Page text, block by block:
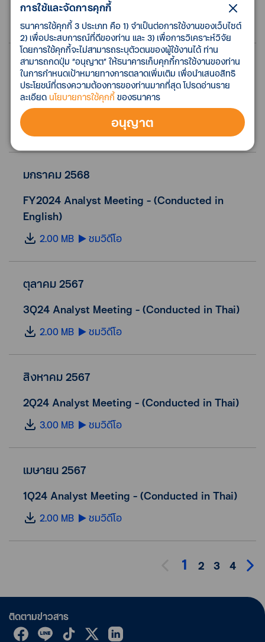
2.00 MB ชมวิดีโอ
เมษายน 2568
1Q25 Analyst Meeting - (Conducted in
English)
ชมวิดีโอ
มกราคม 2568
FY2024 Analyst Meeting - (Conducted in
English)
2.00 MB ชมวิดีโอ
ตุลาคม 2567
3Q24 Analyst Meeting - (Conducted in Thai)
2.00 MB ชมวิดีโอ
สิงหาคม 2567
2Q24 Analyst Meeting - (Conducted in Thai)
3.00 MB ชมวิดีโอ
เมษายน 2567
1Q24 Analyst Meeting - (Conducted in Thai)
2.00 MB ชมวิดีโอ
1 2 3 4
การใช้และจัดการคุกกี้
ธนาคารใช้คุกกี้ 3 ประเภท คือ 1) จำเป็นต่อการใช้งานของเว็บไซต์
2) เพื่อประสบการณ์ที่ดีของท่าน และ 3) เพื่อการวิเคราะห์วิจัย
โดยการใช้คุกกี้จะไม่สามารถระบุตัวตนของผู้ใช้งานได้ ท่าน
สามารถกดปุ่ม “อนุญาต” ให้ธนาคารเก็บคุกกี้การใช้งานของท่าน
ในการกำหนดเป้าหมายทางการตลาดเพิ่มเติม เพื่อนำเสนอสิทธิ
ประโยชน์ที่ตรงความต้องการของท่านมากที่สุด โปรดอ่านราย
ละเอียด นโยบายการใช้คุกกี้ ของธนาคาร
อนุญาต
ติดตามข่าวสาร